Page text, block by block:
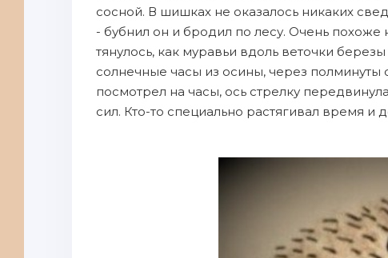
сосной. В шишках не оказалось никаких
- бубнил он и бродил по лесу. Очень похоже
тянулось, как муравьи вдоль веточки
солнечные часы из осины, через
посмотрел на часы, ось стрелку
сил. Кто-то специально растягивал время и